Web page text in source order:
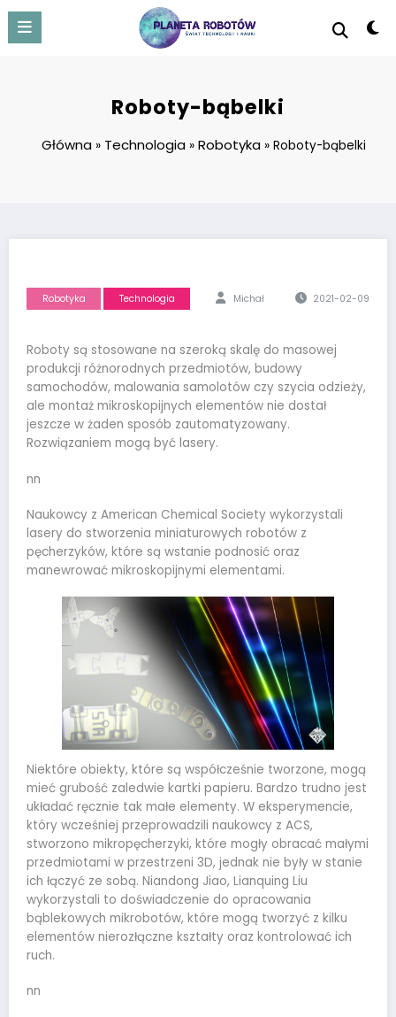
content
Roboty-bąbelki
Główna » Technologia »Robotyka »Roboty-bąbelki
Robotyka Technologia Michał 2021-02-09
Roboty są stosowane na szeroką skalę do masowej
produkcji różnorodnych przedmiotów, budowy
samochodów, malowania samolotów czy szycia odzieży,
ale montaż mikroskopijnych elementów nie dostał
jeszcze w żaden sposób zautomatyzowany.
Rozwiązaniem mogą być lasery.
nn
Naukowcy z American Chemical Society wykorzystali
lasery do stworzenia miniaturowych robotów z
pęcherzyków, które są wstanie podnosić oraz
manewrować mikroskopijnymi elementami.
Niektóre obiekty, które są współcześnie tworzone, mogą
mieć grubość zaledwie kartki papieru. Bardzo trudno jest
układać ręcznie tak małe elementy. W eksperymencie,
który wcześniej przeprowadzili naukowcy z ACS,
stworzono mikropęcherzyki, które mogły obracać małymi
przedmiotami w przestrzeni 3D, jednak nie były w stanie
ich łączyć ze sobą. Niandong Jiao, Lianquing Liu
wykorzystali to doświadczenie do opracowania
bąblekowych mikrobotów, które mogą tworzyć z kilku
elementów nierozłączne kształty oraz kontrolować ich
ruch.
nn